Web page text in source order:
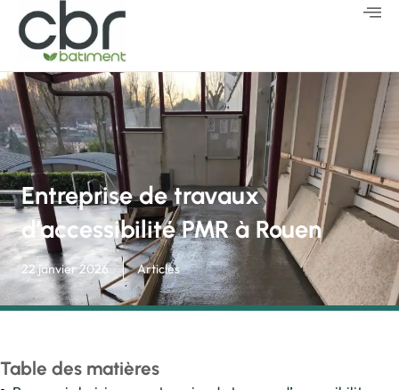
Entreprise de travaux
d’accessibilité PMR à Rouen
22 janvier 2026 Articles
Table des matières